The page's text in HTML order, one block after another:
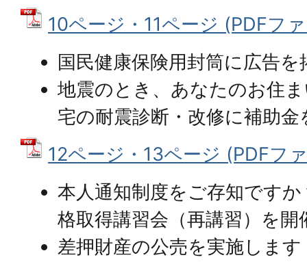
10ページ・11ページ (PDFフ
国民健康保険用封筒に広告
地震のとき、あなたのお住
宅の耐震診断・改修に補助
12ページ・13ページ (PDFフ
本人通知制度をご存知です
格取得講習会（再講習）を開
差押財産の公売を実施しま